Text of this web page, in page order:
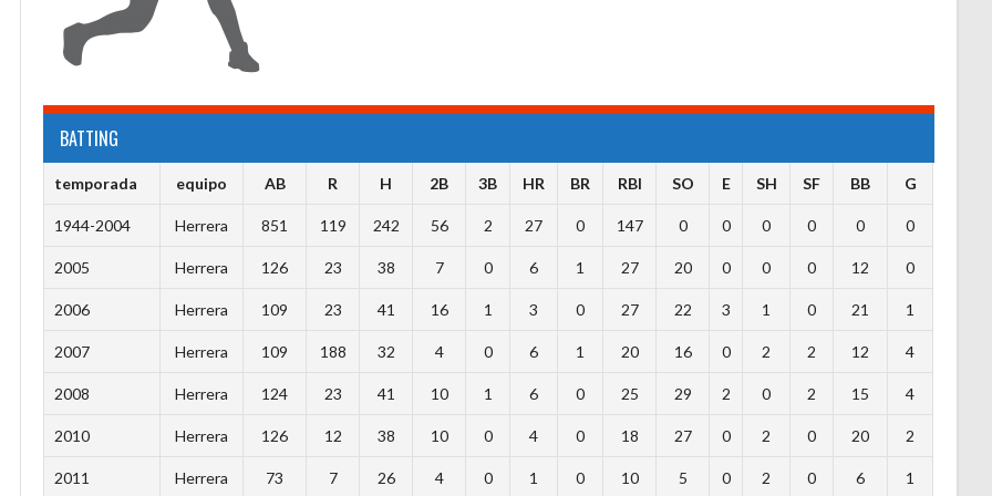
BATTING
temporada equipo AB R H 2B 3B HR BR RBI SO E SH SF BB G
1944-2004 Herrera 851 119 242 56 2 27 0 147 0 0 0 0 0 0
2005 Herrera 126 23 38 7 0 6 1 27 20 0 0 0 12 0
2006 Herrera 109 23 41 16 1 3 0 27 22 3 1 0 21 1
2007 Herrera 109 188 32 4 0 6 1 20 16 0 2 2 12 4
2008 Herrera 124 23 41 10 1 6 0 25 29 2 0 2 15 4
2010 Herrera 126 12 38 10 0 4 0 18 27 0 2 0 20 2
2011 Herrera 73 7 26 4 0 1 0 10 5 0 2 0 6 1